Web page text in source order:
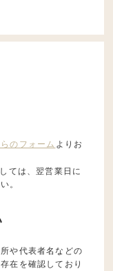
のフォーム よりお
ては、翌営業日に
。
や代表者名などの
在を確認しており